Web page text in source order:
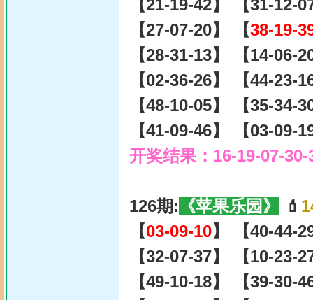
【21-19-42】 【31-12-
【27-07-20】 【38-19-
【28-31-13】 【14-06-
【02-36-26】 【44-23-
【48-10-05】 【35-34-
【41-09-46】 【03-09-
开奖结果：16-19-07-
126期: 《苹果乐园》 💄
【03-09-10】 【40-44-
【32-07-37】 【10-23-
【49-10-18】 【39-30-